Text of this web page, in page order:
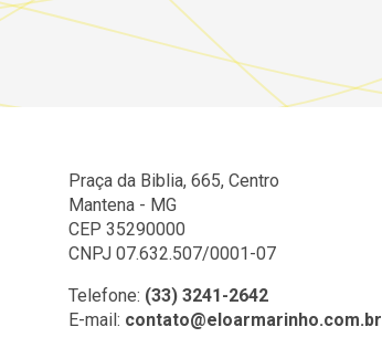
Praça da Biblia, 665, Centro
Mantena - MG
CEP 35290000
CNPJ 07.632.507/0001-07
Telefone: (33) 3241-2642
E-mail: contato@eloarmarinho.com.br